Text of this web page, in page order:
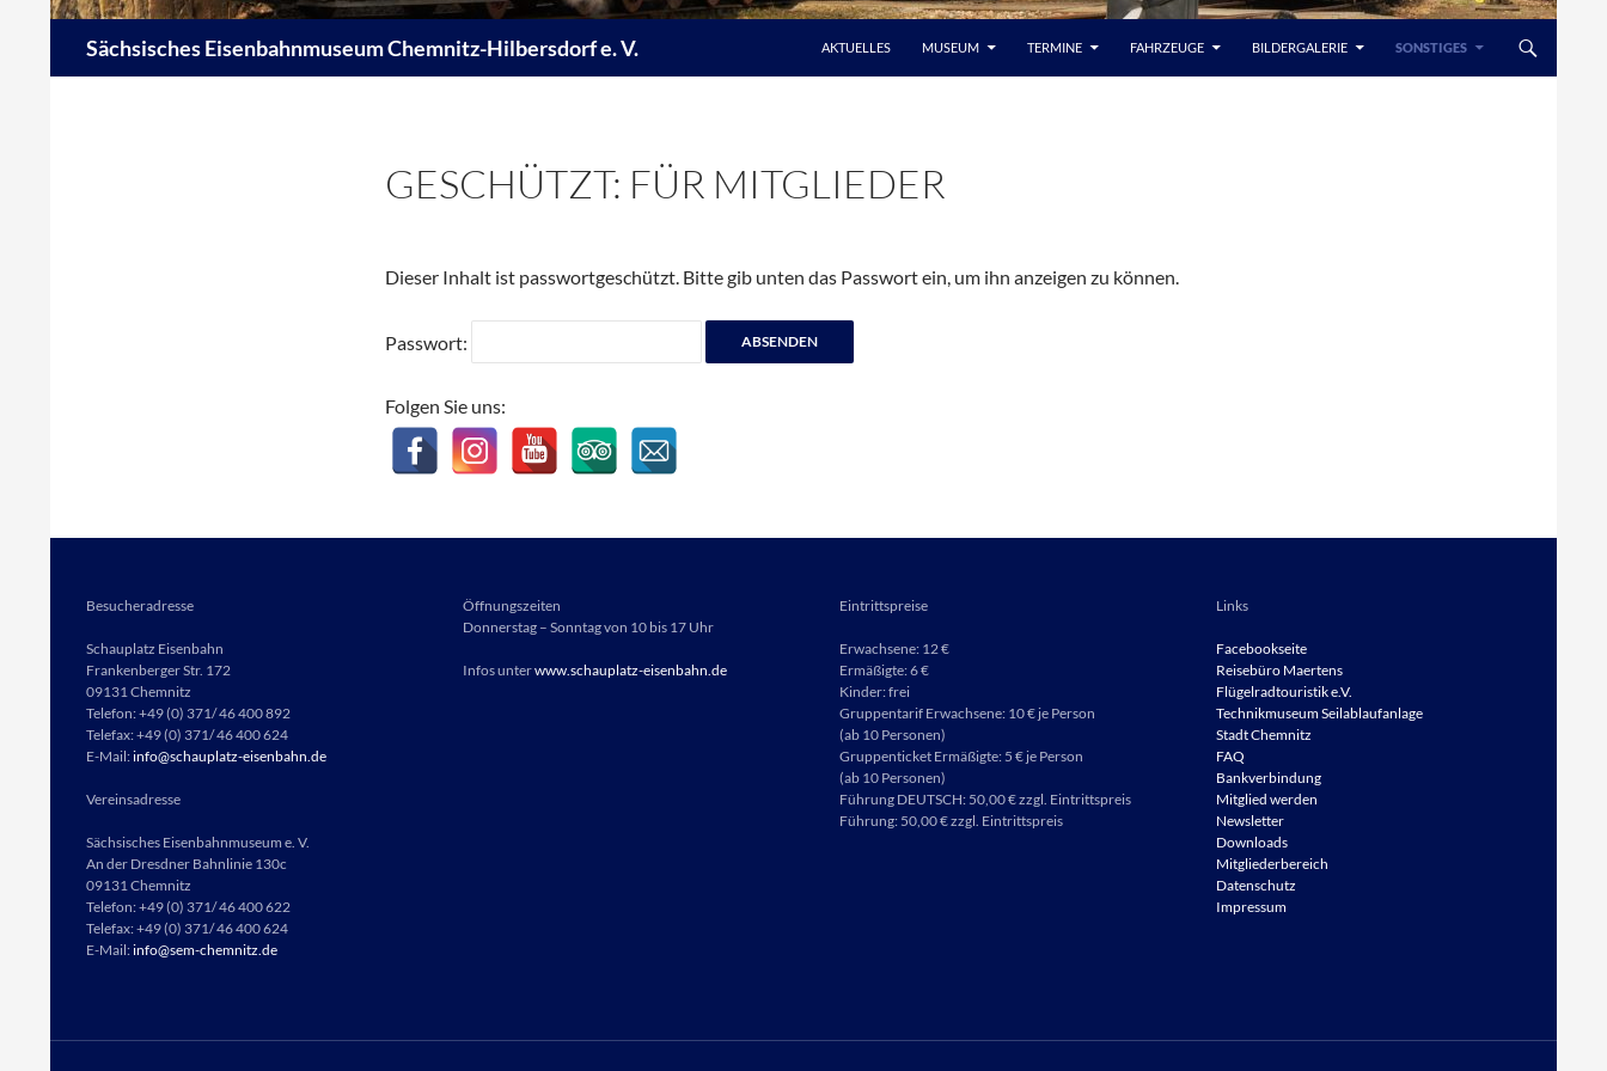
Sächsisches Eisenbahnmuseum Chemnitz-Hilbersdorf e. V. AKTUELLES MUSEUM TERMINE FAHRZEUGE BILDERGALERIE SONSTIGES
GESCHÜTZT: FÜR MITGLIEDER
Dieser Inhalt ist passwortgeschützt. Bitte gib unten das Passwort ein, um ihn anzeigen zu können.
Passwort:
Folgen Sie uns:
Besucheradresse
Schauplatz Eisenbahn
Frankenberger Str. 172
09131 Chemnitz
Telefon: +49 (0) 371/ 46 400 892
Telefax: +49 (0) 371/ 46 400 624
E-Mail:info@schauplatz-eisenbahn.de
Vereinsadresse
Sächsisches Eisenbahnmuseum e. V.
An der Dresdner Bahnlinie 130c
09131 Chemnitz
Telefon: +49 (0) 371/ 46 400 622
Telefax: +49 (0) 371/ 46 400 624
E-Mail:info@sem-chemnitz.de
Öffnungszeiten
Donnerstag – Sonntag von 10 bis 17 Uhr
Infos unterwww.schauplatz-eisenbahn.de
Eintrittspreise
Erwachsene: 12 €
Ermäßigte: 6 €
Kinder: frei
Gruppentarif Erwachsene: 10 € je Person
(ab 10 Personen)
Gruppenticket Ermäßigte: 5 € je Person
(ab 10 Personen)
Führung DEUTSCH: 50,00 € zzgl. Eintrittspreis
Führung: 50,00 € zzgl. Eintrittspreis
Links
Facebookseite
Reisebüro Maertens
Flügelradtouristik e.V.
Technikmuseum Seilablaufanlage
Stadt Chemnitz
FAQ
Bankverbindung
Mitglied werden
Newsletter
Downloads
Mitgliederbereich
Datenschutz
Impressum